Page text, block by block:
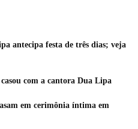
antecipa festa de três dias; veja
com a cantora Dua Lipa
em cerimônia íntima em